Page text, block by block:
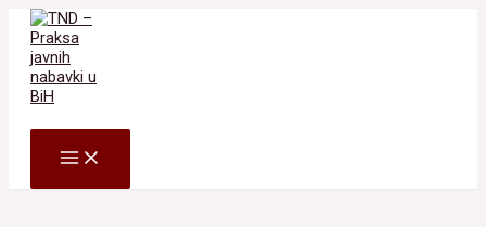
Skip
content
MAIN
MENU